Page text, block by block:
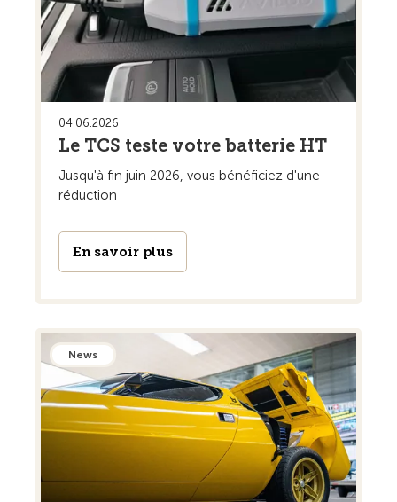
04.06.2026
Le TCS teste votre batterie HT
Jusqu'à fin juin 2026, vous bénéficiez d'une
réduction
En savoir plus
News